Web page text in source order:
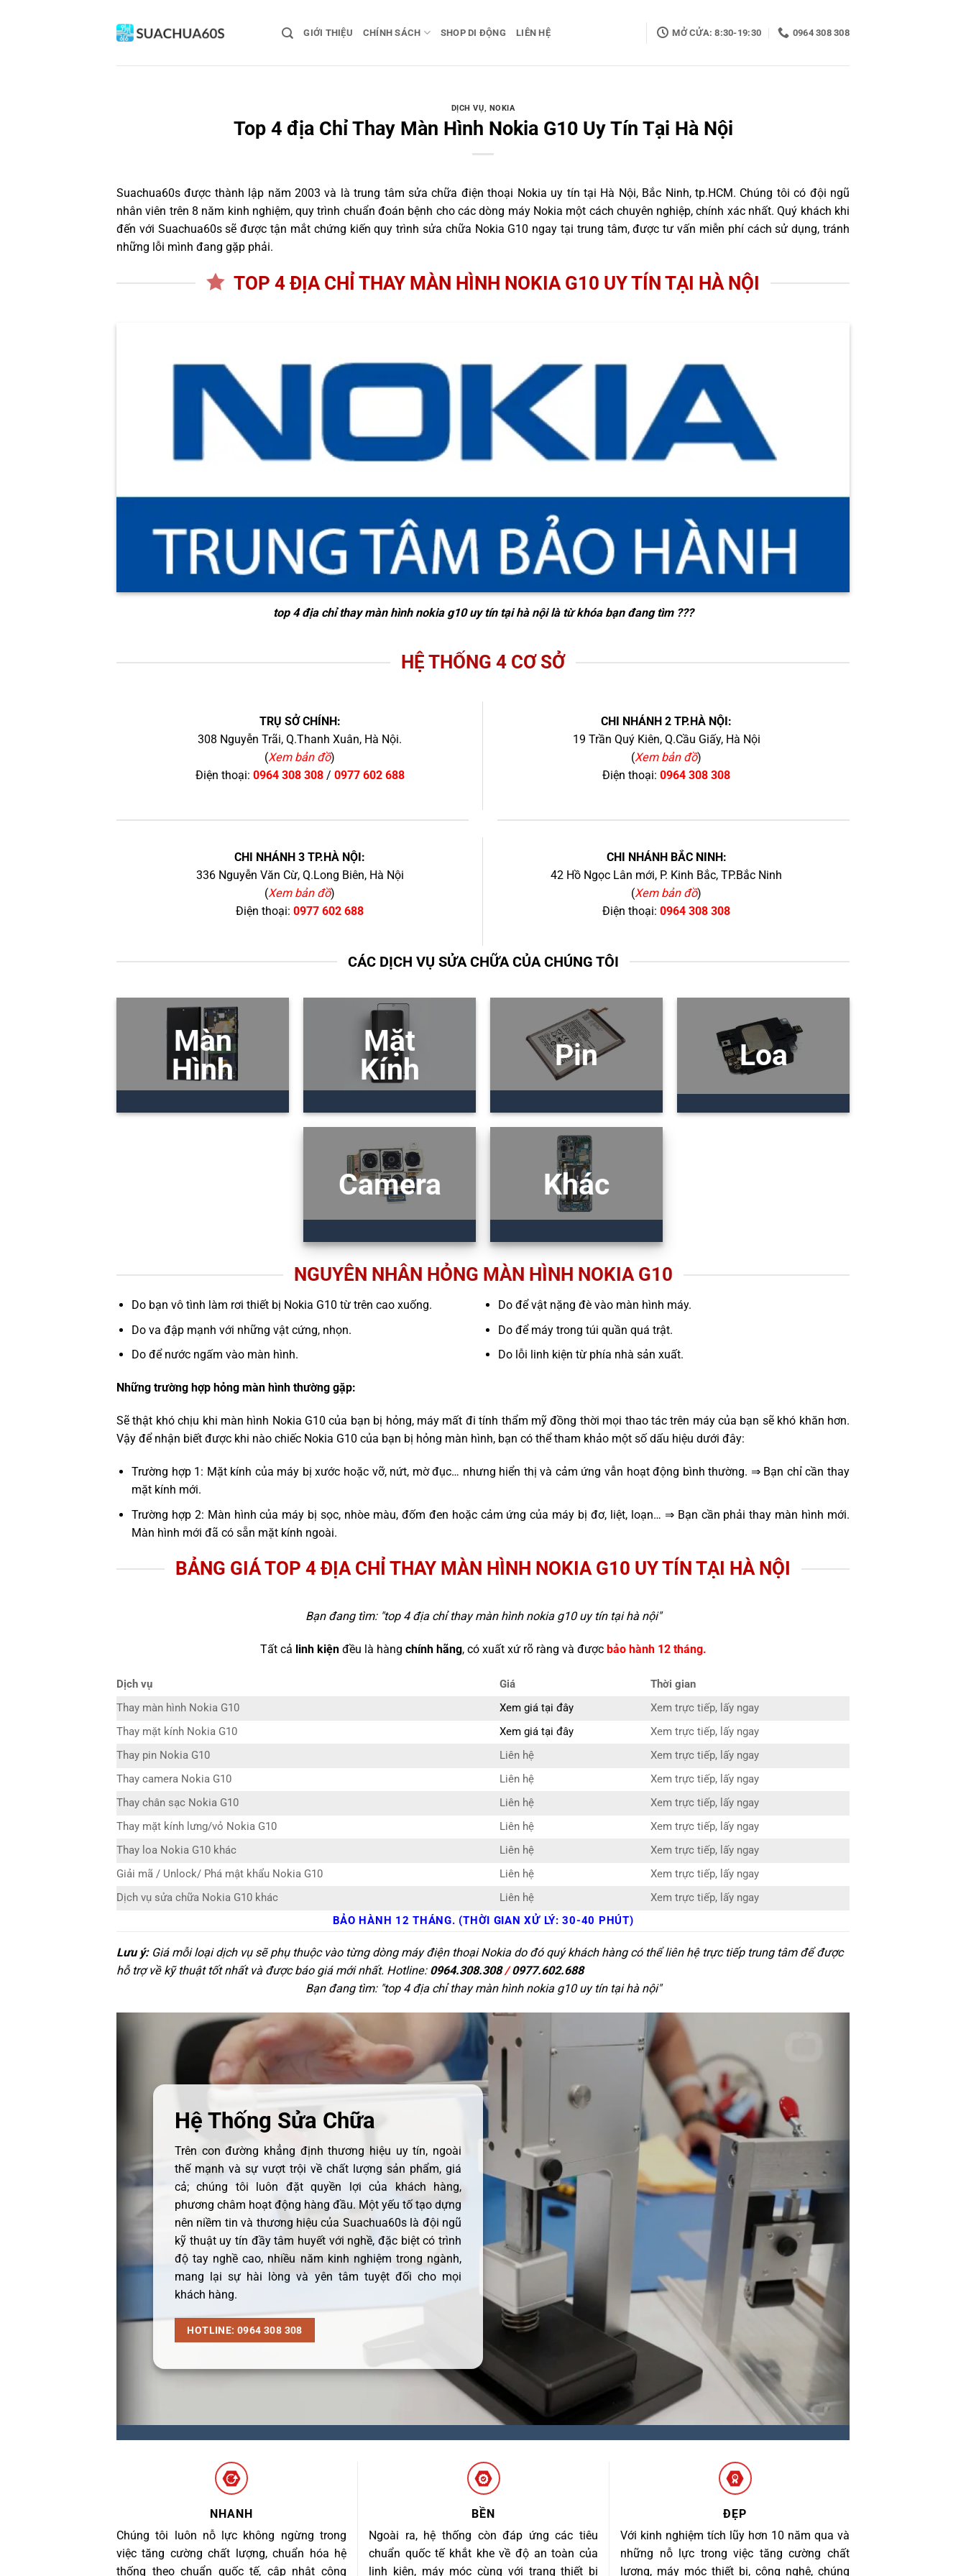
GIỚI THIỆU CHÍNH SÁCH SHOP DI ĐỘNG LIÊN HỆ MỞ CỬA: 8:30-19:30 0964 308 308
DỊCH VỤ, NOKIA
Top 4 địa Chỉ Thay Màn Hình Nokia G10 Uy Tín Tại Hà Nội
Suachua60s được thành lập năm 2003 và là trung tâm sửa chữa điện thoại Nokia uy tín tại Hà Nội, Bắc Ninh, tp.HCM. Chúng tôi có đội ngũ
nhân viên trên 8 năm kinh nghiệm, quy trình chuẩn đoán bệnh cho các dòng máy Nokia một cách chuyên nghiệp, chính xác nhất. Quý khách khi
đến với Suachua60s sẽ được tận mắt chứng kiến quy trình sửa chữa Nokia G10 ngay tại trung tâm, được tư vấn miễn phí cách sử dụng, tránh
những lỗi mình đang gặp phải.
TOP 4 ĐỊA CHỈ THAY MÀN HÌNH NOKIA G10 UY TÍN TẠI HÀ NỘI
top 4 địa chỉ thay màn hình nokia g10 uy tín tại hà nộilà từ khóa bạn đang tìm ???
HỆ THỐNG 4 CƠ SỞ
TRỤ SỞ CHÍNH:
308 Nguyễn Trãi, Q.Thanh Xuân, Hà Nội.
(Xem bản đồ)
Điện thoại: 0964 308 308/ 0977 602 688
CHI NHÁNH 2 TP.HÀ NỘI:
19 Trần Quý Kiên, Q.Cầu Giấy, Hà Nội
(Xem bản đồ)
Điện thoại: 0964 308 308
CHI NHÁNH 3 TP.HÀ NỘI:
336 Nguyễn Văn Cừ, Q.Long Biên, Hà Nội
(Xem bản đồ)
Điện thoại: 0977 602 688
CHI NHÁNH BẮC NINH:
42 Hồ Ngọc Lân mới, P. Kinh Bắc, TP.Bắc Ninh
(Xem bản đồ)
Điện thoại: 0964 308 308
CÁC DỊCH VỤ SỬA CHỮA CỦA CHÚNG TÔI
Màn
Hình
Mặt
Kính
Pin Loa
Camera Khác
NGUYÊN NHÂN HỎNG MÀN HÌNH NOKIA G10
Do bạn vô tình làm rơi thiết bị Nokia G10 từ trên cao xuống.
Do va đập mạnh với những vật cứng, nhọn.
Do để nước ngấm vào màn hình.
Do để vật nặng đè vào màn hình máy.
Do để máy trong túi quần quá trật.
Do lỗi linh kiện từ phía nhà sản xuất.
Những trường hợp hỏng màn hình thường gặp:
Sẽ thật khó chịu khi màn hình Nokia G10 của bạn bị hỏng, máy mất đi tính thẩm mỹ đồng thời mọi thao tác trên máy của bạn sẽ khó khăn hơn.
Vậy để nhận biết được khi nào chiếc Nokia G10 của bạn bị hỏng màn hình, bạn có thể tham khảo một số dấu hiệu dưới đây:
Trường hợp 1: Mặt kính của máy bị xước hoặc vỡ, nứt, mờ đục… nhưng hiển thị và cảm ứng vẫn hoạt động bình thường. ⇒ Bạn chỉ cần thay
mặt kính mới.
Trường hợp 2: Màn hình của máy bị sọc, nhòe màu, đốm đen hoặc cảm ứng của máy bị đơ, liệt, loạn… ⇒ Bạn cần phải thay màn hình mới.
Màn hình mới đã có sẵn mặt kính ngoài.
BẢNG GIÁ TOP 4 ĐỊA CHỈ THAY MÀN HÌNH NOKIA G10 UY TÍN TẠI HÀ NỘI
Bạn đang tìm: "top 4 địa chỉ thay màn hình nokia g10 uy tín tại hà nội"
Tất cả linh kiệnđều là hàng chính hãng, có xuất xứ rõ ràng và được bảo hành 12 tháng.
Dịch vụ Giá
Thời gian
Thay màn hình Nokia G10
Xem giá tại đây
Xem trực tiếp, lấy ngay
Thay mặt kính Nokia G10
Xem giá tại đây
Xem trực tiếp, lấy ngay
Thay pin Nokia G10
Liên hệ
Xem trực tiếp, lấy ngay
Thay camera Nokia G10
Liên hệ
Xem trực tiếp, lấy ngay
Thay chân sạc Nokia G10
Liên hệ
Xem trực tiếp, lấy ngay
Thay mặt kính lưng/vỏ Nokia G10
Liên hệ
Xem trực tiếp, lấy ngay
Thay loa Nokia G10 khác
Liên hệ
Xem trực tiếp, lấy ngay
Giải mã / Unlock/ Phá mật khẩu Nokia G10
Liên hệ
Xem trực tiếp, lấy ngay
Dịch vụ sửa chữa Nokia G10 khác
Liên hệ
Xem trực tiếp, lấy ngay
BẢO HÀNH 12 THÁNG. (THỜI GIAN XỬ LÝ: 30-40 PHÚT)
Lưu ý:Giá mỗi loại dịch vụ sẽ phụ thuộc vào từng dòng máy điện thoại Nokia do đó quý khách hàng có thể liên hệ trực tiếp trung tâm để được
hỗ trợ về kỹ thuật tốt nhất và được báo giá mới nhất. Hotline: 0964.308.308/0977.602.688
Bạn đang tìm: "top 4 địa chỉ thay màn hình nokia g10 uy tín tại hà nội"
Hệ Thống Sửa Chữa
Trên con đường khẳng định thương hiệu uy tín, ngoài
thế mạnh và sự vượt trội về chất lượng sản phẩm, giá
cả; chúng tôi luôn đặt quyền lợi của khách hàng,
phương châm hoạt động hàng đầu. Một yếu tố tạo dựng
nên niềm tin và thương hiệu của Suachua60s là đội ngũ
kỹ thuật uy tín đầy tâm huyết với nghề, đặc biệt có trình
độ tay nghề cao, nhiều năm kinh nghiệm trong ngành,
mang lại sự hài lòng và yên tâm tuyệt đối cho mọi
khách hàng.
HOTLINE: 0964 308 308
NHANH
Chúng tôi luôn nỗ lực không ngừng trong
việc tăng cường chất lượng, chuẩn hóa hệ
thống theo chuẩn quốc tế, cập nhật công
BỀN
Ngoài ra, hệ thống còn đáp ứng các tiêu
chuẩn quốc tế khắt khe về độ an toàn của
linh kiện, máy móc cùng với trang thiết bị
ĐẸP
Với kinh nghiệm tích lũy hơn 10 năm qua và
những nỗ lực trong việc tăng cường chất
lượng, máy móc thiết bị, công nghệ, chúng